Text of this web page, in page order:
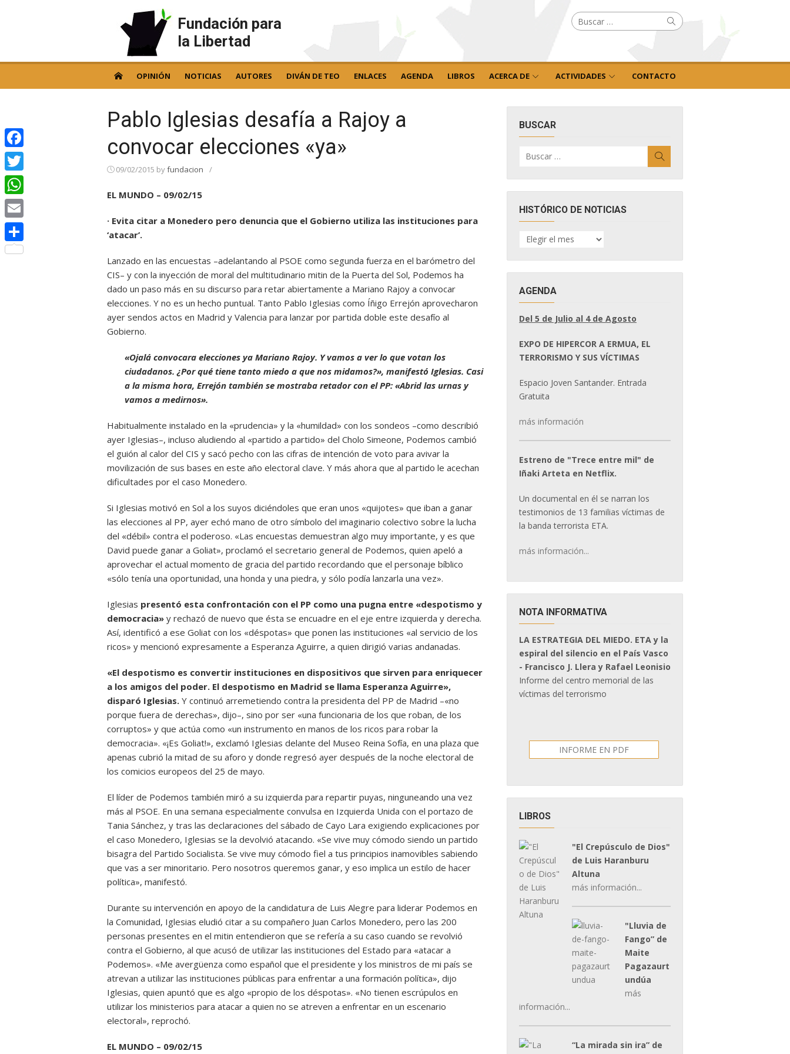
Fundación para
la Libertad
Buscar
por: Buscar
OPINIÓN NOTICIAS AUTORES DIVÁN DE TEO ENLACES AGENDA LIBROS ACERCA DE ACTIVIDADES CONTACTO
Pablo Iglesias desafía a Rajoy a
convocar elecciones «ya»
09/02/2015 byfundacion /
EL MUNDO – 09/02/15
· Evita citar a Monedero pero denuncia que el Gobierno utiliza las instituciones para
‘atacar’.
Lanzado en las encuestas –adelantando al PSOE como segunda fuerza en el barómetro del
CIS– y con la inyección de moral del multitudinario mitin de la Puerta del Sol, Podemos ha
dado un paso más en su discurso para retar abiertamente a Mariano Rajoy a convocar
elecciones. Y no es un hecho puntual. Tanto Pablo Iglesias como Íñigo Errejón aprovecharon
ayer sendos actos en Madrid y Valencia para lanzar por partida doble este desafío al
Gobierno.
«Ojalá convocara elecciones ya Mariano Rajoy. Y vamos a ver lo que votan los
ciudadanos. ¿Por qué tiene tanto miedo a que nos midamos?», manifestó Iglesias. Casi
a la misma hora, Errejón también se mostraba retador con el PP: «Abrid las urnas y
vamos a medirnos».
Habitualmente instalado en la «prudencia» y la «humildad» con los sondeos –como describió
ayer Iglesias–, incluso aludiendo al «partido a partido» del Cholo Simeone, Podemos cambió
el guión al calor del CIS y sacó pecho con las cifras de intención de voto para avivar la
movilización de sus bases en este año electoral clave. Y más ahora que al partido le acechan
dificultades por el caso Monedero.
Si Iglesias motivó en Sol a los suyos diciéndoles que eran unos «quijotes» que iban a ganar
las elecciones al PP, ayer echó mano de otro símbolo del imaginario colectivo sobre la lucha
del «débil» contra el poderoso. «Las encuestas demuestran algo muy importante, y es que
David puede ganar a Goliat», proclamó el secretario general de Podemos, quien apeló a
aprovechar el actual momento de gracia del partido recordando que el personaje bíblico
«sólo tenía una oportunidad, una honda y una piedra, y sólo podía lanzarla una vez».
Iglesias presentó esta confrontación con el PP como una pugna entre «despotismo y
democracia» y rechazó de nuevo que ésta se encuadre en el eje entre izquierda y derecha.
Así, identificó a ese Goliat con los «déspotas» que ponen las instituciones «al servicio de los
ricos» y mencionó expresamente a Esperanza Aguirre, a quien dirigió varias andanadas.
«El despotismo es convertir instituciones en dispositivos que sirven para enriquecer
a los amigos del poder. El despotismo en Madrid se llama Esperanza Aguirre»,
disparó Iglesias. Y continuó arremetiendo contra la presidenta del PP de Madrid –«no
porque fuera de derechas», dijo–, sino por ser «una funcionaria de los que roban, de los
corruptos» y que actúa como «un instrumento en manos de los ricos para robar la
democracia». «¡Es Goliat!», exclamó Iglesias delante del Museo Reina Sofía, en una plaza que
apenas cubrió la mitad de su aforo y donde regresó ayer después de la noche electoral de
los comicios europeos del 25 de mayo.
El líder de Podemos también miró a su izquierda para repartir puyas, ninguneando una vez
más al PSOE. En una semana especialmente convulsa en Izquierda Unida con el portazo de
Tania Sánchez, y tras las declaraciones del sábado de Cayo Lara exigiendo explicaciones por
el caso Monedero, Iglesias se la devolvió atacando. «Se vive muy cómodo siendo un partido
bisagra del Partido Socialista. Se vive muy cómodo fiel a tus principios inamovibles sabiendo
que vas a ser minoritario. Pero nosotros queremos ganar, y eso implica un estilo de hacer
política», manifestó.
Durante su intervención en apoyo de la candidatura de Luis Alegre para liderar Podemos en
la Comunidad, Iglesias eludió citar a su compañero Juan Carlos Monedero, pero las 200
personas presentes en el mitin entendieron que se refería a su caso cuando se revolvió
contra el Gobierno, al que acusó de utilizar las instituciones del Estado para «atacar a
Podemos». «Me avergüenza como español que el presidente y los ministros de mi país se
atrevan a utilizar las instituciones públicas para enfrentar a una formación política», dijo
Iglesias, quien apuntó que es algo «propio de los déspotas». «No tienen escrúpulos en
utilizar los ministerios para atacar a quien no se atreven a enfrentar en un escenario
electoral», reprochó.
EL MUNDO – 09/02/15
BUSCAR
por:
HISTÓRICO DE NOTICIAS
HISTÓRICO
DE
AGENDA
Del 5 de Julio al 4 de Agosto
EXPO DE HIPERCOR A ERMUA, EL
TERRORISMO Y SUS VÍCTIMAS
Espacio Joven Santander. Entrada
Gratuita
más información
Estreno de "Trece entre mil" de
Iñaki Arteta en Netflix.
Un documental en él se narran los
testimonios de 13 familias víctimas de
la banda terrorista ETA.
más información...
NOTA INFORMATIVA
LA ESTRATEGIA DEL MIEDO. ETA y la
espiral del silencio en el País Vasco
- Francisco J. Llera y Rafael Leonisio
Informe del centro memorial de las
víctimas del terrorismo
INFORME EN PDF
LIBROS
"El Crepúsculo de Dios"
de Luis Haranburu
Altuna
más información...
"Lluvia de
Fango” de
Maite
Pagazaurt
undúa
más
información...
“La mirada sin ira” de
Facebook
Twitter
WhatsApp
Email
Compartir